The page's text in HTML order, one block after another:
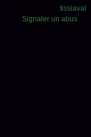
tissiaval
Signaler un abus